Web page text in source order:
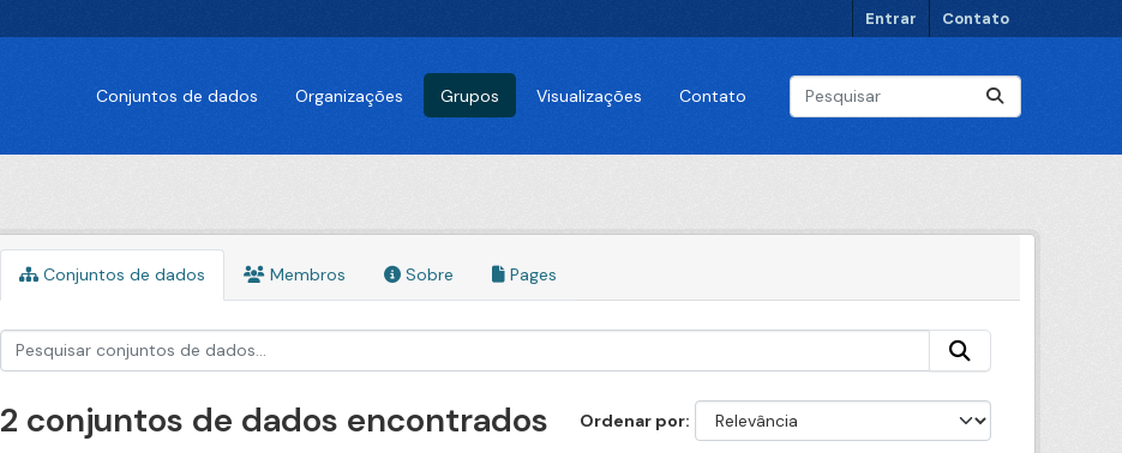
Entrar Contato
Conjuntos de dados Organizações Grupos Visualizações Contato
Conjuntos de dados Membros Sobre Pages
Ordenar por
2 conjuntos de dados encontrados